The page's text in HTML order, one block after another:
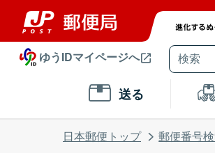
ゆうIDマイページへ
送る
日本郵便トップ 郵便番号